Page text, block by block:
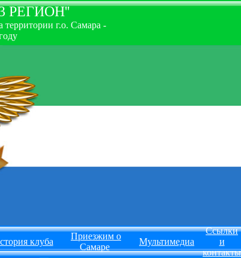
РЕГИОН''
г.о. Самара -
клуба
Приезжим о
Самаре
Мультимедиа
Ссылки
и
контакты